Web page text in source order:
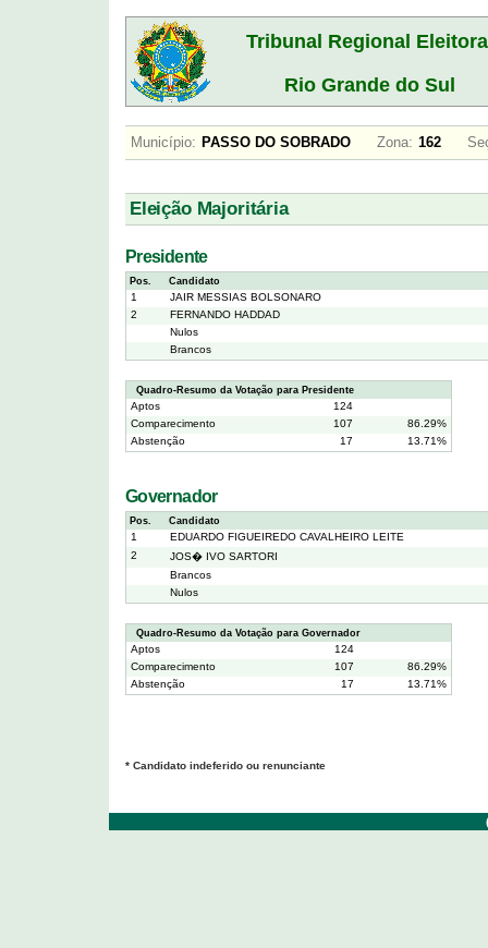
Tribunal Regional
Rio Grande do Sul
Município: PASSO DO SOBRADO Zona: 162
Eleição Majoritária
Presidente
Pos. Candidato
1
JAIR MESSIAS BOLSONARO
2
FERNANDO HADDAD
Nulos
Brancos
Quadro-Resumo da Votação para Presidente
Aptos
124
Comparecimento
107
86.29%
Abstenção
17 13.71%
Governador
Pos. Candidato
1
EDUARDO FIGUEIREDO CAVALHEIRO LEITE
2
JOS� IVO SARTORI
Brancos
Nulos
Quadro-Resumo da Votação para Governador
Aptos
124
Comparecimento
107
86.29%
Abstenção
17 13.71%
* Candidato indeferido ou renunciante